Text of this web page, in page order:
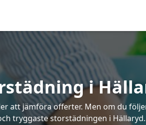
i
att jämföra offerter. Men om du
tryggaste storstädningen i Hällaryd.